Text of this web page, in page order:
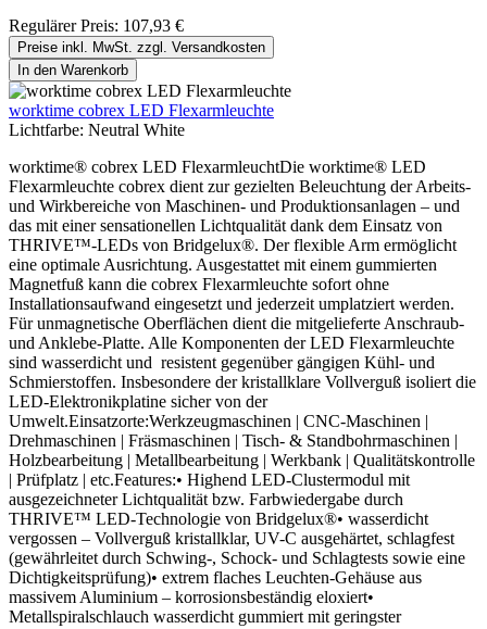
Regulärer Preis: 107,93 €
Preise inkl. MwSt. zzgl. Versandkosten
In den Warenkorb
worktime cobrex LED Flexarmleuchte
Lichtfarbe: Neutral White
worktime® cobrex LED FlexarmleuchtDie worktime® LED
Flexarmleuchte cobrex dient zur gezielten Beleuchtung der Arbeits-
und Wirkbereiche von Maschinen- und Produktionsanlagen – und
das mit einer sensationellen Lichtqualität dank dem Einsatz von
THRIVE™-LEDs von Bridgelux®. Der flexible Arm ermöglicht
eine optimale Ausrichtung. Ausgestattet mit einem gummierten
Magnetfuß kann die cobrex Flexarmleuchte sofort ohne
Installationsaufwand eingesetzt und jederzeit umplatziert werden.
Für unmagnetische Oberflächen dient die mitgelieferte Anschraub-
und Anklebe-Platte. Alle Komponenten der LED Flexarmleuchte
sind wasserdicht und resistent gegenüber gängigen Kühl- und
Schmierstoffen. Insbesondere der kristallklare Vollverguß isoliert die
LED-Elektronikplatine sicher von der
Umwelt.Einsatzorte:Werkzeugmaschinen | CNC-Maschinen |
Drehmaschinen | Fräsmaschinen | Tisch- & Standbohrmaschinen |
Holzbearbeitung | Metallbearbeitung | Werkbank | Qualitätskontrolle
| Prüfplatz | etc.Features:• Highend LED-Clustermodul mit
ausgezeichneter Lichtqualität bzw. Farbwiedergabe durch
THRIVE™ LED-Technologie von Bridgelux®• wasserdicht
vergossen – Vollverguß kristallklar, UV-C ausgehärtet, schlagfest
(gewährleitet durch Schwing-, Schock- und Schlagtests sowie eine
Dichtigkeitsprüfung)• extrem flaches Leuchten-Gehäuse aus
massivem Aluminium – korrosionsbeständig eloxiert•
Metallspiralschlauch wasserdicht gummiert mit geringster